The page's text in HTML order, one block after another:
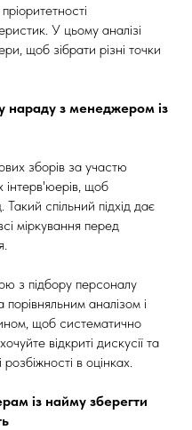
У цьому аналізі
щоб зібрати різні точки
нараду з менеджером із
зборів за участю
щоб
Такий спільний підхід дає
міркування перед
з підбору персоналу
аналізом і
щоб систематично
відкриті дискусії та
в оцінках.
із найму зберегти